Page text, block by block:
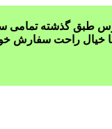
طبق گذشته تمامی